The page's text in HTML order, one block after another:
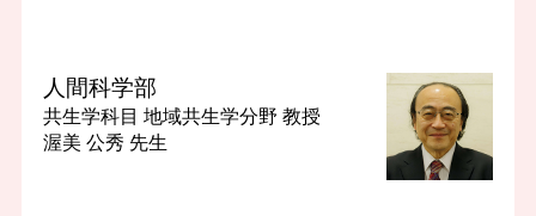
人間科学部
共生学科目 地域共生学分野 教授
渥美 公秀 先生